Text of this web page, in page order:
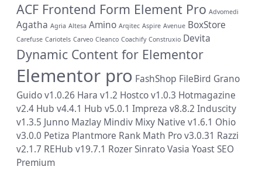
ACF Frontend Form Element Pro Advomedi
Agatha Agria Altesa Amino Arqitec Aspire Avenue BoxStore
Carefuse Cariotels Carveo Cleanco Coachify Construxio Devita
Dynamic Content for Elementor
Elementor pro FashShop FileBird Grano
Guido v1.0.26 Hara v1.2 Hostco v1.0.3 Hotmagazine
v2.4 Hub v4.4.1 Hub v5.0.1 Impreza v8.8.2 Induscity
v1.3.5 Junno Mazlay Mindiv Mixy Native v1.6.1 Ohio
v3.0.0 Petiza Plantmore Rank Math Pro v3.0.31 Razzi
v2.1.7 REHub v19.7.1 RozerSinratoVasia Yoast SEO
Premium